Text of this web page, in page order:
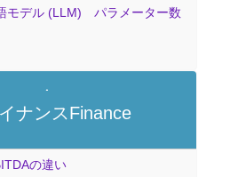
モデル (LLM) パラメーター数
ナンスFinance
の違い